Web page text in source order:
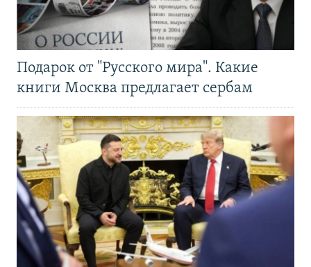
Подарок от "Русского мира". Какие
книги Москва предлагает сербам